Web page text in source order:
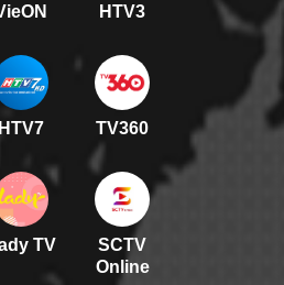
HTV3
TV360
TV
SCTV
Online